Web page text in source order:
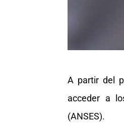
A partir del
acceder a
(ANSES).